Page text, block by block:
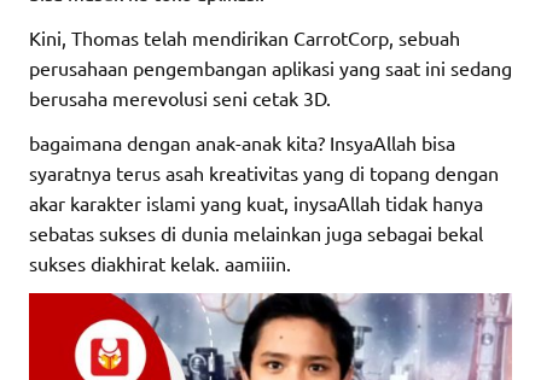
Kini, Thomas telah mendirikan CarrotCorp, sebuah
perusahaan pengembangan aplikasi yang saat ini sedang
berusaha merevolusi seni cetak 3D.
bagaimana dengan anak-anak kita? InsyaAllah bisa
syaratnya terus asah kreativitas yang di topang dengan
akar karakter islami yang kuat, inysaAllah tidak hanya
sebatas sukses di dunia melainkan juga sebagai bekal
sukses diakhirat kelak. aamiiin.